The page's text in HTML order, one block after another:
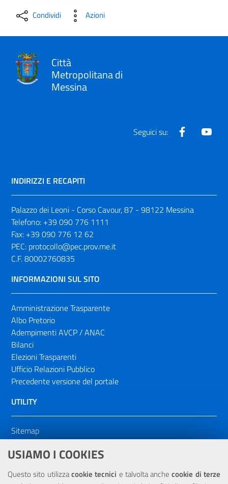
USIAMO I COOKIES
Questo sito utilizzacookie tecnici e talvolta anchecookie di terze
Condividi Azioni
Città
Metropolitana di
Messina
Seguici su: Facebook
INDIRIZZI E RECAPITI
Palazzo dei Leoni - Corso Cavour, 87 - 98122 Messina
Telefono: +39 090 776 1111
Fax: +39 090 776 12 62
PEC: protocollo@pec.prov.me.it
C.F. 80002760835
INFORMAZIONI SUL SITO
Amministrazione Trasparente
Albo Pretorio
Adempimenti AVCP / ANAC
Bilanci
Elezioni Trasparenti
Ufficio Relazioni Pubblico
Precedente versione del portale
UTILITY
Sitemap
Dichiarazione di accessibilità
NOTE LEGALI